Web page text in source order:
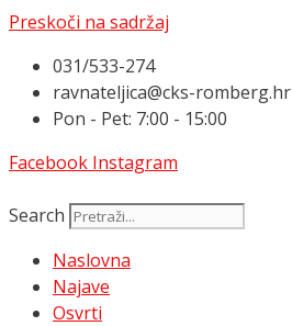
Preskoči na sadržaj
031/533-274
ravnateljica@cks-romberg.hr
Pon - Pet: 7:00 - 15:00
Facebook Instagram
Search
Naslovna
Najave
Osvrti